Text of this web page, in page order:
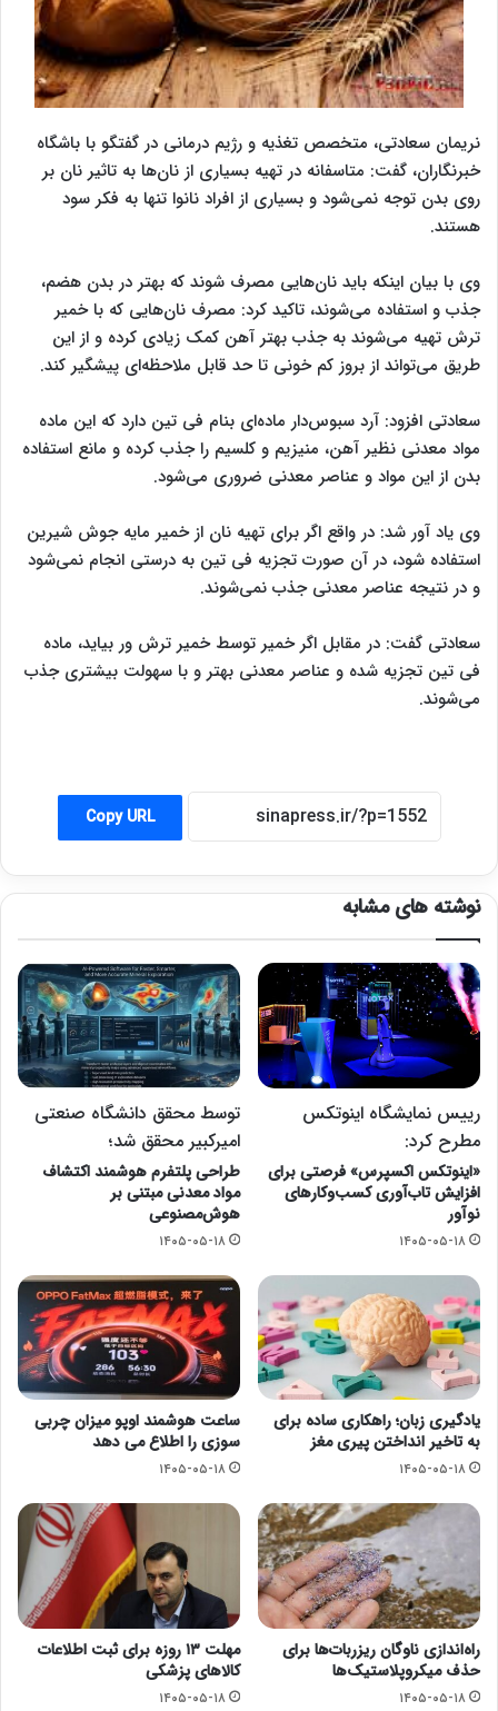
نریمان سعادتی، متخصص تغذیه و رژیم درمانی در گفتگو با باشگاه
خبرنگاران، گفت:‌ متاسفانه در تهیه بسیاری از نان‌ها به تاثیر نان بر
روی بدن توجه نمی‌شود و بسیاری از افراد نانوا تنها به فکر سود
هستند.
وی با بیان اینکه باید نان‌هایی مصرف شوند که بهتر در بدن هضم،
جذب و استفاده می‌شوند، تاکید کرد:‌ مصرف نان‌هایی که با خمیر
ترش تهیه می‌شوند به جذب بهتر آهن کمک زیادی کرده و از این
طریق می‌تواند از بروز کم خونی تا حد قابل ملاحظه‌ای پیشگیر کند.
سعادتی افزود: آرد سبوس‌دار ماده‌ای بنام فی تین دارد که این ماده
مواد معدنی نظیر آهن، منیزیم و کلسیم را جذب کرده و مانع استفاده
بدن از این مواد و عناصر معدنی ضروری می‌شود.
وی یاد آور شد: در واقع اگر برای تهیه نان از خمیر مایه جوش شیرین
استفاده شود، در آن صورت تجزیه فی تین به درستی انجام نمی‌شود
و در نتیجه عناصر معدنی جذب نمی‌شوند.
سعادتی گفت:‌ در مقابل اگر خمیر توسط خمیر ترش ور بیاید، ماده
فی تین تجزیه شده و عناصر معدنی بهتر و با سهولت بیشتری جذب
می‌شوند.
Copy URL
نوشته های مشابه
رییس نمایشگاه اینوتکس
مطرح کرد:
«اینوتکس اکسپرس» فرصتی برای
افزایش تاب‌آوری کسب‌وکارهای
نوآور
۱۴۰۵-۰۵-۱۸
توسط محقق دانشگاه صنعتی
امیرکبیر محقق شد؛
طراحی پلتفرم هوشمند اکتشاف
مواد معدنی مبتنی بر
هوش‌مصنوعی
۱۴۰۵-۰۵-۱۸
یادگیری زبان؛ راهکاری ساده برای
به تاخیر انداختن پیری مغز
۱۴۰۵-۰۵-۱۸
ساعت هوشمند اوپو میزان چربی
سوزی را اطلاع می دهد
۱۴۰۵-۰۵-۱۸
راه‌اندازی ناوگان ریزربات‌ها برای
حذف میکروپلاستیک‌ها
۱۴۰۵-۰۵-۱۸
مهلت ۱۳ روزه برای ثبت اطلاعات
کالاهای پزشکی
۱۴۰۵-۰۵-۱۸